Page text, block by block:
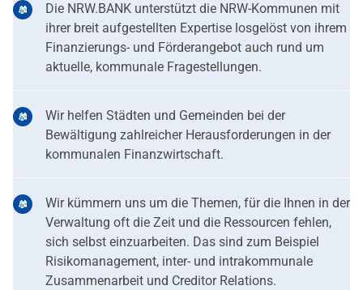
Die NRW.BANK unterstützt die NRW-Kommunen mit
ihrer breit aufgestellten Expertise losgelöst von ihrem
Finanzierungs- und Förderangebot auch rund um
aktuelle, kommunale Fragestellungen.
Wir helfen Städten und Gemeinden bei der
Bewältigung zahlreicher Herausforderungen in der
kommunalen Finanzwirtschaft.
Wir kümmern uns um die Themen, für die Ihnen in der
Verwaltung oft die Zeit und die Ressourcen fehlen,
sich selbst einzuarbeiten. Das sind zum Beispiel
Risikomanagement, inter- und intrakommunale
Zusammenarbeit und Creditor Relations.